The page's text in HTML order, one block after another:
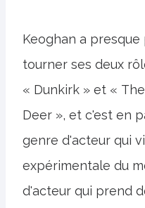
Keoghan a
tourner ses deux
« Dunkirk » et «
Deer », et c'est en
genre d'acteur qui
expérimentale du
d'acteur qui prend